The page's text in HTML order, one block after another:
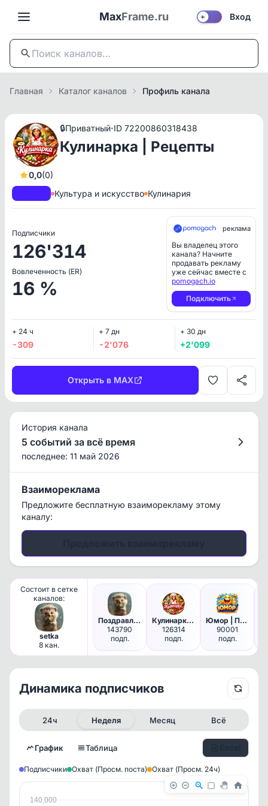
MaxFrame.ru ☀️ Вход
Главная Каталог каналов Профиль канала
0,0(0)
🔒Приватный·ID 72200860318438
Кулинарка | Рецепты
Культура и искусство Кулинария
Подписчики
126'314
Вовлеченность (ER)
16 %
реклама
Вы владелец этого
канала? Начните
продавать рекламу
уже сейчас вместе с
pomogach.io
Подключить
+ 24 ч
-309
+ 7 дн
-2'076
+ 30 дн
+2'099
Открыть в MAX
История канала
5 событий за всё время
последнее: 11 май 2026
Взаимореклама
Предложите бесплатную взаиморекламу этому
каналу:
Состоит в сетке
каналов:
setka
8 кан.
Поздравления | Открытки
143790
подп.
Кулинарка | Рецепты
126314
подп.
Юмор | Приколы
90001
подп.
Динамика подписчиков
24ч Неделя Месяц Всё
График Таблица
Подписчики Охват (Просм. поста) Охват (Просм. 24ч)
140,000